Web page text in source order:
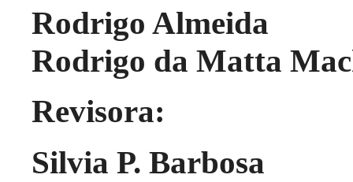
Rodrigo Almeida
Rodrigo da Matta
Revisora:
Silvia P. Barbosa